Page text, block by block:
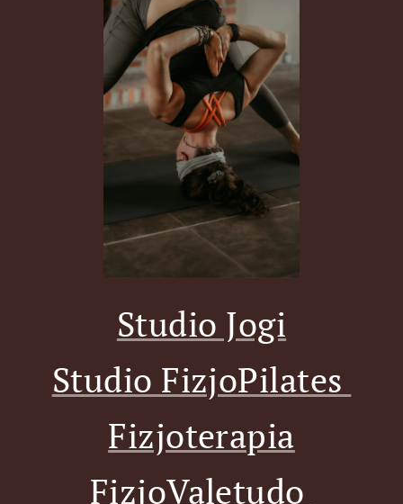
Studio Jogi
Studio FizjoPilates
Fizjoterapia
FizjoValetudo